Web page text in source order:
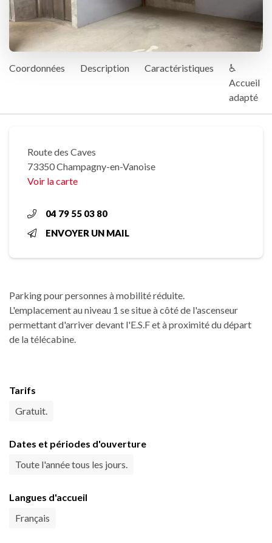
Coordonnées Description Caractéristiques
♿
Accueil
adapté
Route des Caves
73350 Champagny-en-Vanoise
Voir la carte
04 79 55 03 80
ENVOYER UN MAIL
Parking pour personnes à mobilité réduite.
L'emplacement au niveau 1 se situe à côté de l'ascenseur
permettant d'arriver devant l'E.S.F et à proximité du départ
de la télécabine.
Tarifs
Gratuit.
Dates et périodes d'ouverture
Toute l'année tous les jours.
Langues d'accueil
Français